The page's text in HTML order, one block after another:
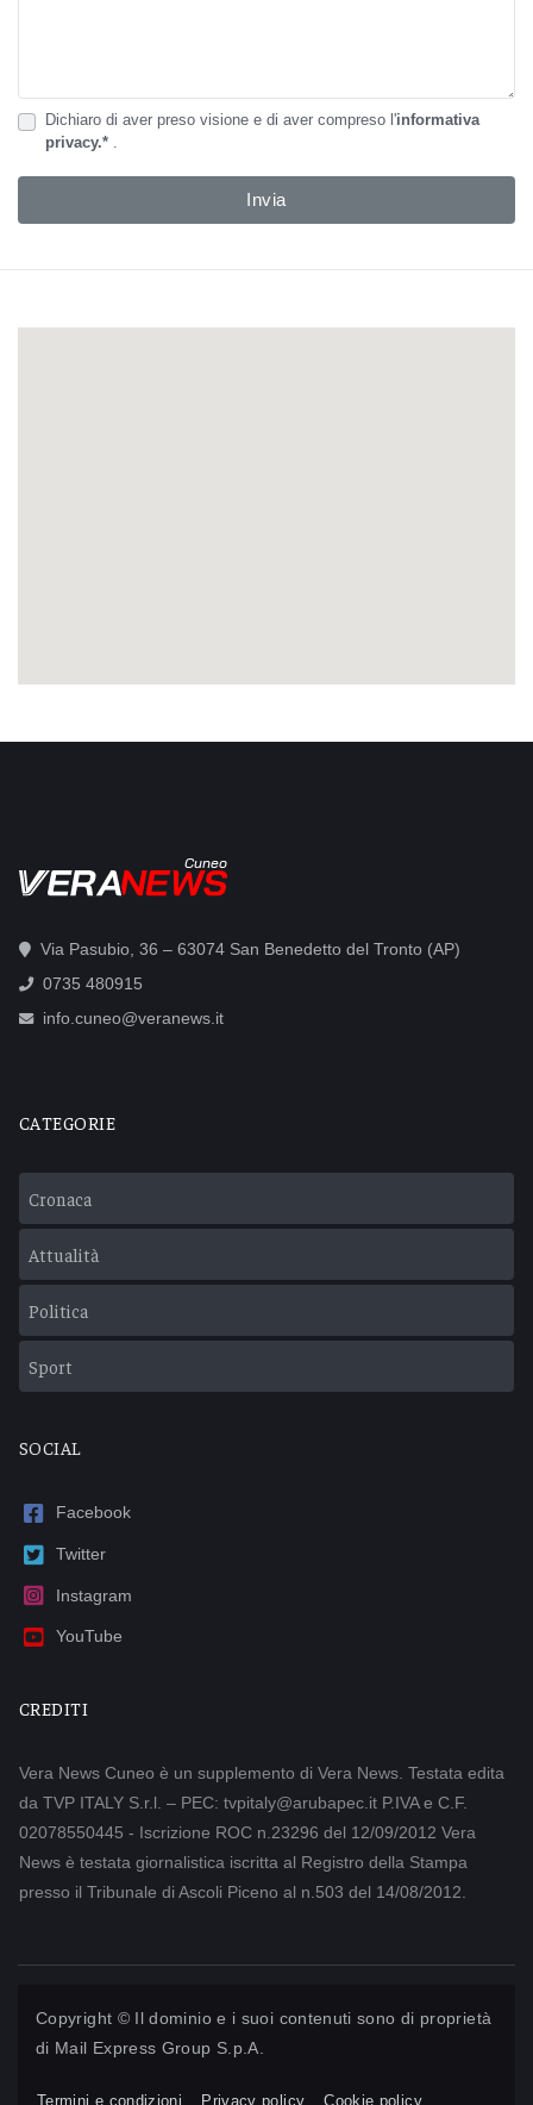
Dichiaro di aver preso visione e di aver compreso l'informativa
privacy.* .
Invia
Cuneo
Via Pasubio, 36 – 63074 San Benedetto del Tronto (AP)
0735 480915
info.cuneo@veranews.it
CATEGORIE
Cronaca
Attualità
Politica
Sport
SOCIAL
Facebook
Twitter
Instagram
YouTube
CREDITI
Vera News Cuneo è un supplemento di Vera News. Testata edita
da TVP ITALY S.r.l. – PEC: tvpitaly@arubapec.it P.IVA e C.F.
02078550445 - Iscrizione ROC n.23296 del 12/09/2012 Vera
News è testata giornalistica iscritta al Registro della Stampa
presso il Tribunale di Ascoli Piceno al n.503 del 14/08/2012.
Copyright © Il dominio e i suoi contenuti sono di proprietà
di Mail Express Group S.p.A.
Termini e condizioni Privacy policy Cookie policy